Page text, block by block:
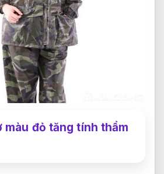
màu đỏ tăng tính thẩm